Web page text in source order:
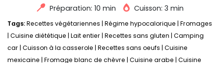
Préparation: 10 min
Cuisson: 3 min
Tags:Recettes végétariennes Régime hypocalorique Fromages
Cuisine diététique Lait entier Recettes sans gluten Camping
car Cuisson à la casserole Recettes sans oeufs Cuisine
mexicaine Fromage blanc de chèvre Cuisine arabe Cuisine